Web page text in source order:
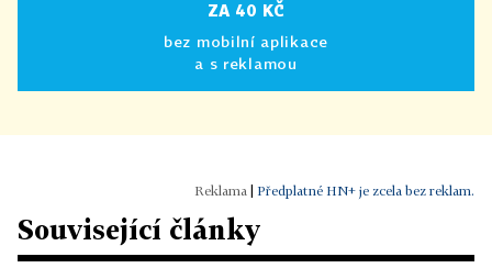
ZA 40 KČ
bez mobilní aplikace
a s reklamou
Předplatné HN+ je zcela bez reklam.
Související články